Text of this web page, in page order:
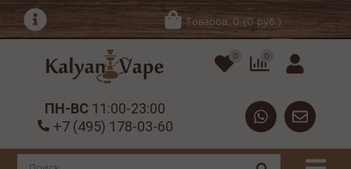
Товаров: 0 (0 руб.)
0 0
ПН-ВС 11:00-23:00
+7 (495) 178-03-60